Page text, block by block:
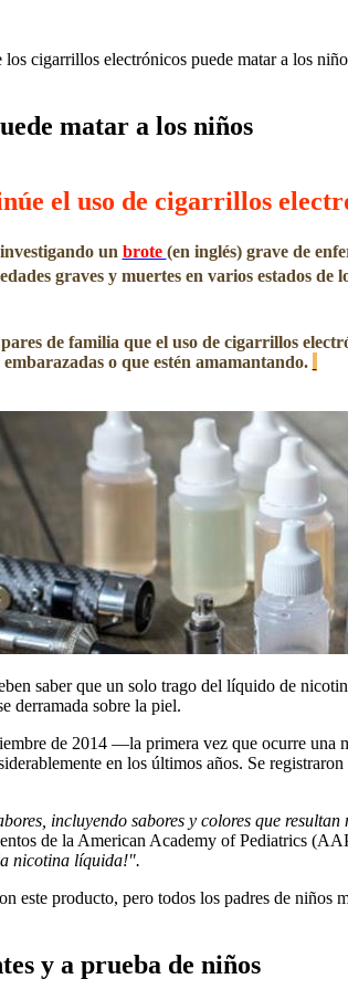
cigarrillos electrónicos puede matar a los
matar a los niños
el uso de cigarrillos
un brote (en inglés) grave de
graves y muertes en varios estados de
de familia que el uso de cigarrillos
embarazadas o que estén amamantando.
saber que un solo trago del líquido de
derramada sobre la piel.
de 2014 —la primera vez que ocurre una
en los últimos años. Se
incluyendo sabores y colores que
de la American Academy of Pediatrics
nicotina líquida!".
este producto, pero todos los padres de
y a prueba de niños